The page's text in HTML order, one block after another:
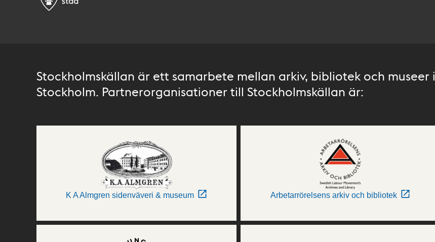
Stockholmskällan är ett samarbete mellan arkiv, bibliotek och museer i
Stockholm. Partnerorganisationer till Stockholmskällan är:
K A Almgren sidenväveri & museum Arbetarrörelsens arkiv och bibliotek